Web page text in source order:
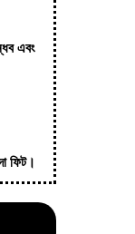
এবং
ফিট।